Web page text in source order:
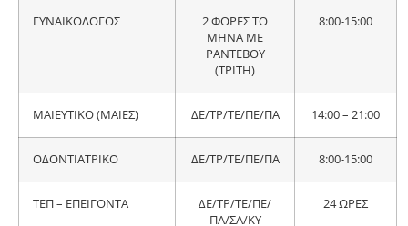
ΓΥΝΑΙΚΟΛΟΓΟΣ
2 ΦΟΡΕΣ ΤΟ
ΜΗΝΑ ΜΕ
ΡΑΝΤΕΒΟΥ
(ΤΡΙΤΗ)
8:00-15:00
ΜΑΙΕΥΤΙΚΟ (ΜΑΙΕΣ) ΔΕ/ΤΡ/ΤΕ/ΠΕ/ΠΑ 14:00 – 21:00
ΟΔΟΝΤΙΑΤΡΙΚΟ ΔΕ/ΤΡ/ΤΕ/ΠΕ/ΠΑ 8:00-15:00
ΤΕΠ – ΕΠΕΙΓΟΝΤΑ
ΔΕ/ΤΡ/ΤΕ/ΠΕ/
ΠΑ/ΣΑ/ΚΥ
24 ΩΡΕΣ